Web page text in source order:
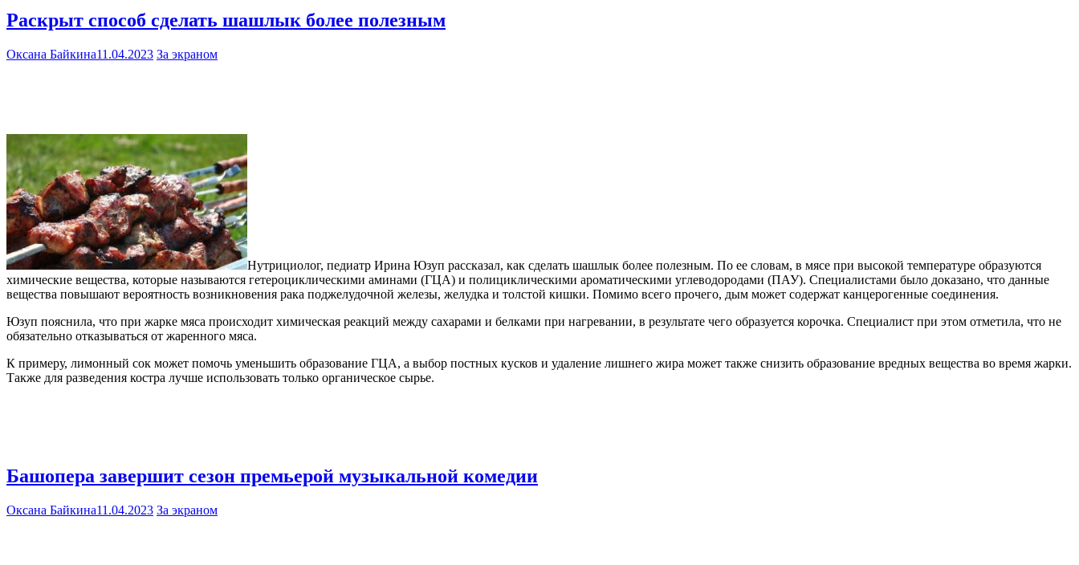
Раскрыт способ сделать шашлык более полезным
Оксана Байкина11.04.2023 За экраном
Нутрициолог, педиатр Ирина Юзуп рассказал, как сделать шашлык более полезным. По ее словам, в мясе при высокой температуре образуются
химические вещества, которые называются гетероциклическими аминами (ГЦА) и полициклическими ароматическими углеводородами (ПАУ). Специалистами было доказано, что данные
вещества повышают вероятность возникновения рака поджелудочной железы, желудка и толстой кишки. Помимо всего прочего, дым может содержат канцерогенные соединения.
Юзуп пояснила, что при жарке мяса происходит химическая реакций между сахарами и белками при нагревании, в результате чего образуется корочка. Специалист при этом отметила, что не
обязательно отказываться от жаренного мяса.
К примеру, лимонный сок может помочь уменьшить образование ГЦА, а выбор постных кусков и удаление лишнего жира может также снизить образование вредных вещества во время жарки.
Также для разведения костра лучше использовать только органическое сырье.
Башопера завершит сезон премьерой музыкальной комедии
Оксана Байкина11.04.2023 За экраном